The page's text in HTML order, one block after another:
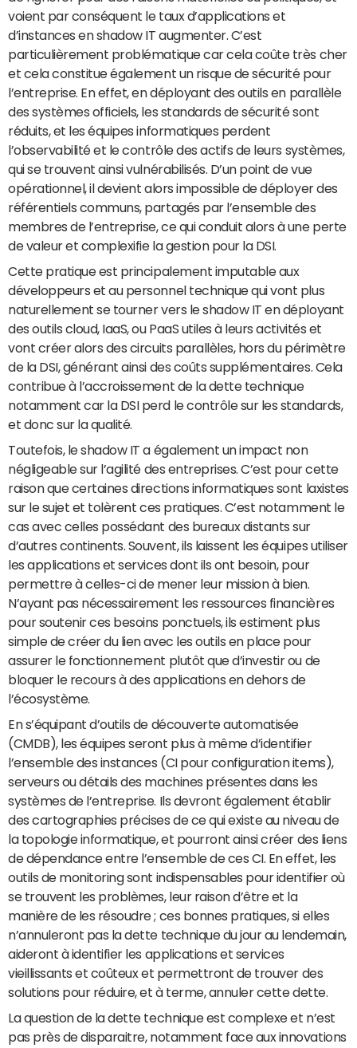
voient par conséquent le taux d’applications et
d’instances en shadow IT augmenter. C’est
particulièrement problématique car cela coûte très cher
et cela constitue également un risque de sécurité pour
l’entreprise. En effet, en déployant des outils en parallèle
des systèmes officiels, les standards de sécurité sont
réduits, et les équipes informatiques perdent
l’observabilité et le contrôle des actifs de leurs systèmes,
qui se trouvent ainsi vulnérabilisés. D’un point de vue
opérationnel, il devient alors impossible de déployer des
référentiels communs, partagés par l’ensemble des
membres de l’entreprise, ce qui conduit alors à une perte
de valeur et complexifie la gestion pour la DSI.
Cette pratique est principalement imputable aux
développeurs et au personnel technique qui vont plus
naturellement se tourner vers le shadow IT en déployant
des outils cloud, IaaS, ou PaaS utiles à leurs activités et
vont créer alors des circuits parallèles, hors du périmètre
de la DSI, générant ainsi des coûts supplémentaires. Cela
contribue à l’accroissement de la dette technique
notamment car la DSI perd le contrôle sur les standards,
et donc sur la qualité.
Toutefois, le shadow IT a également un impact non
négligeable sur l’agilité des entreprises. C’est pour cette
raison que certaines directions informatiques sont laxistes
sur le sujet et tolèrent ces pratiques. C’est notamment le
cas avec celles possédant des bureaux distants sur
d’autres continents. Souvent, ils laissent les équipes utiliser
les applications et services dont ils ont besoin, pour
permettre à celles-ci de mener leur mission à bien.
N’ayant pas nécessairement les ressources financières
pour soutenir ces besoins ponctuels, ils estiment plus
simple de créer du lien avec les outils en place pour
assurer le fonctionnement plutôt que d’investir ou de
bloquer le recours à des applications en dehors de
l’écosystème.
En s’équipant d’outils de découverte automatisée
(CMDB), les équipes seront plus à même d’identifier
l’ensemble des instances (CI pour configuration items),
serveurs ou détails des machines présentes dans les
systèmes de l’entreprise. Ils devront également établir
des cartographies précises de ce qui existe au niveau de
la topologie informatique, et pourront ainsi créer des liens
de dépendance entre l’ensemble de ces CI. En effet, les
outils de monitoring sont indispensables pour identifier où
se trouvent les problèmes, leur raison d’être et la
manière de les résoudre ; ces bonnes pratiques, si elles
n’annuleront pas la dette technique du jour au lendemain,
aideront à identifier les applications et services
vieillissants et coûteux et permettront de trouver des
solutions pour réduire, et à terme, annuler cette dette.
La question de la dette technique est complexe et n’est
pas près de disparaitre, notamment face aux innovations